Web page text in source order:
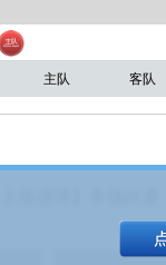
主队 客队